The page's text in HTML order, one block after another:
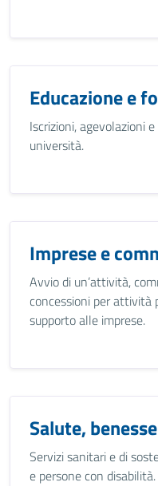
Educazione e
Iscrizioni, agevolazioni
università.
Imprese e
Avvio di un’attività,
concessioni per
supporto alle imprese.
Salute,
Servizi sanitari e di
e persone con disabilità.